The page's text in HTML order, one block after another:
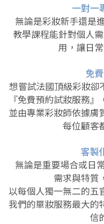
一對一
無論是彩妝新手還是
教學課程能針對個人需
用，讓日
免
想嘗試法國頂級彩妝
『免費預約試妝服務
並由專業彩妝師依據膚
每位顧客
客製
無論是重要場合或日
需求與特質
以每個人獨一無二的五
我們的單妝服務最大的
信